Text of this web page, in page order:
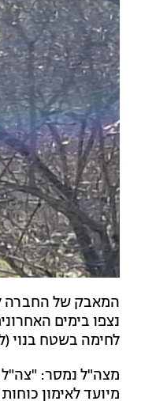
המאבק של החברה
נצפו בימים
לחימה בשטח בנוי
מצה"ל נמסר: "צה"ל
מיועד לאימון